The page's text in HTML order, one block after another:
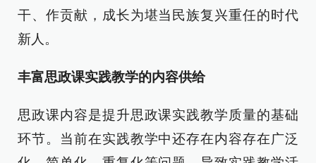
干、作贡献，成长为堪当民族复兴重任的时代
新人。
丰富思政课实践教学的内容供给
思政课内容是提升思政课实践教学质量的基础
环节。当前在实践教学中还存在内容存在广泛